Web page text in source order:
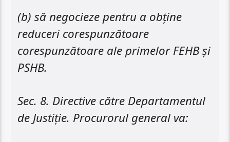
(b) să negocieze pentru a obține
reduceri corespunzătoare
corespunzătoare ale primelor FEHB și
PSHB.
Sec. 8. Directive către Departamentul
de Justiție. Procurorul general va: